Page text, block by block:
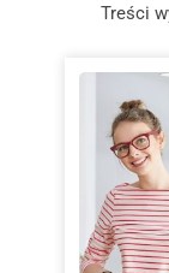
Treści